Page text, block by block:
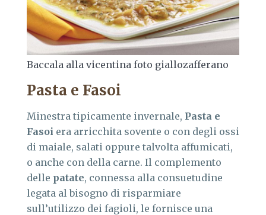
Baccala alla vicentina foto giallozafferano
Pasta e Fasoi
Minestra tipicamente invernale, Pasta e
Fasoi era arricchita sovente o con degli ossi
di maiale, salati oppure talvolta affumicati,
o anche con della carne. Il complemento
delle patate, connessa alla consuetudine
legata al bisogno di risparmiare
sull’utilizzo dei fagioli, le fornisce una